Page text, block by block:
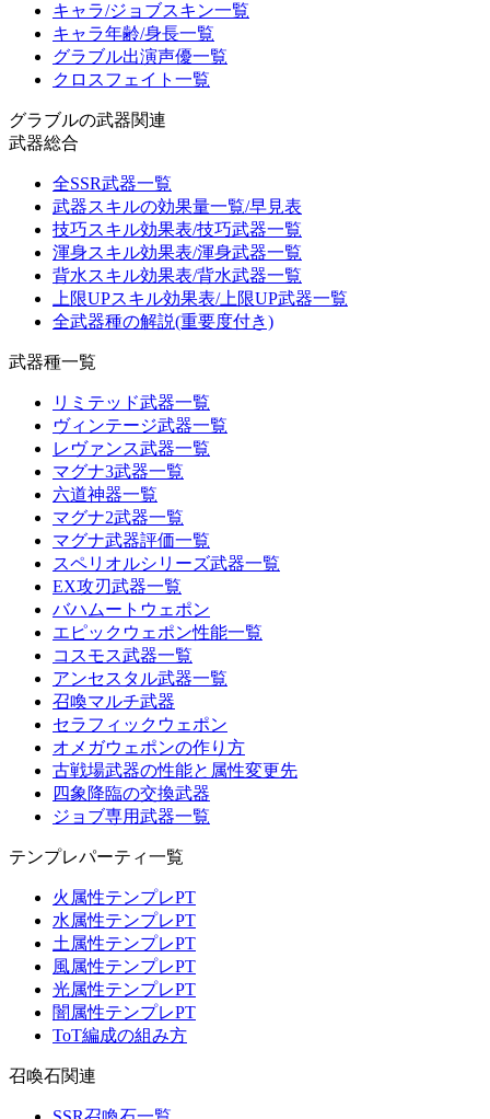
キャラ/ジョブスキン一覧
キャラ年齢/身長一覧
グラブル出演声優一覧
クロスフェイト一覧
グラブルの武器関連
武器総合
全SSR武器一覧
武器スキルの効果量一覧/早見表
技巧スキル効果表/技巧武器一覧
渾身スキル効果表/渾身武器一覧
背水スキル効果表/背水武器一覧
上限UPスキル効果表/上限UP武器一覧
全武器種の解説(重要度付き)
武器種一覧
リミテッド武器一覧
ヴィンテージ武器一覧
レヴァンス武器一覧
マグナ3武器一覧
六道神器一覧
マグナ2武器一覧
マグナ武器評価一覧
スペリオルシリーズ武器一覧
EX攻刃武器一覧
バハムートウェポン
エピックウェポン性能一覧
コスモス武器一覧
アンセスタル武器一覧
召喚マルチ武器
セラフィックウェポン
オメガウェポンの作り方
古戦場武器の性能と属性変更先
四象降臨の交換武器
ジョブ専用武器一覧
テンプレパーティ一覧
火属性テンプレPT
水属性テンプレPT
土属性テンプレPT
風属性テンプレPT
光属性テンプレPT
闇属性テンプレPT
ToT編成の組み方
召喚石関連